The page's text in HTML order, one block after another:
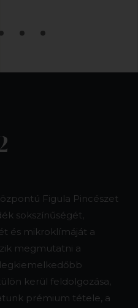
Figula Pincészet
sokszínűségét,
és mikroklímáját a
megmutatni a
kerül feldolgozása,
prémium tétele, a